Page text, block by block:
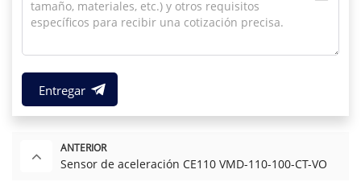
Entregar
ANTERIOR
Sensor de aceleración CE110 VMD-110-100-CT-VO